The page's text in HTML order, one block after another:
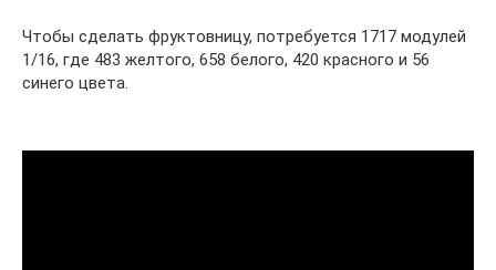
Чтобы сделать фруктовницу, потребуется 1717 модулей
1/16, где 483 желтого, 658 белого, 420 красного и 56
синего цвета.